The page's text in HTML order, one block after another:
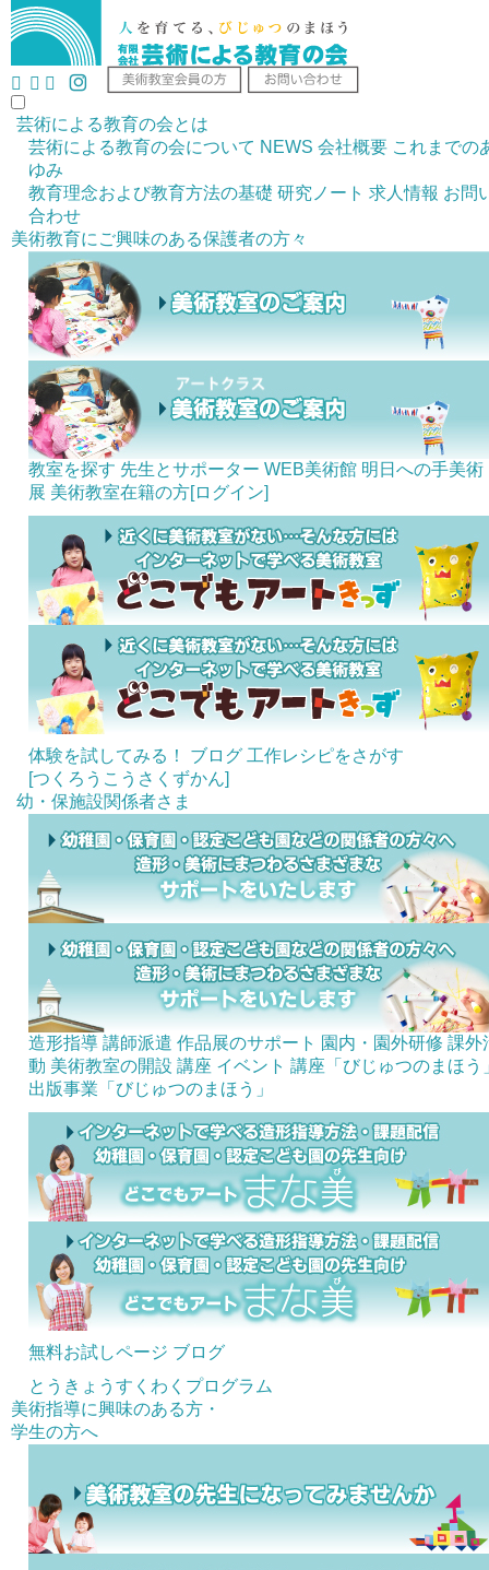
芸術による教育の会とは
芸術による教育の会について NEWS 会社概要 これまでの
ゆみ
教育理念および教育方法の基礎 研究ノート 求人情報 お問
合わせ
美術教育にご興味のある保護者の方々
教室を探す 先生とサポーター WEB美術館 明日への手美術
展 美術教室在籍の方[ログイン]
体験を試してみる！ ブログ 工作レシピをさがす
[つくろうこうさくずかん]
幼・保施設関係者さま
造形指導 講師派遣 作品展のサポート 園内・園外研修 課外
動 美術教室の開設 講座 イベント 講座「びじゅつのまほう
出版事業「びじゅつのまほう」
無料お試しページ ブログ
とうきょうすくわくプログラム
美術指導に興味のある方・
学生の方へ